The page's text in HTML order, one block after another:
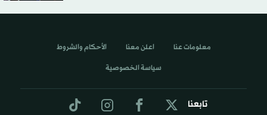
تابعنا
معلومات عنا اعلن معنا الأحكام والشروط
سياسة الخصوصية